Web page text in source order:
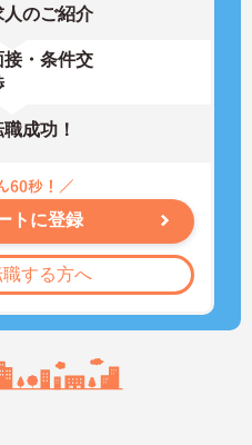
人のご紹介
接・条件交
職成功！
トに登録
する方へ